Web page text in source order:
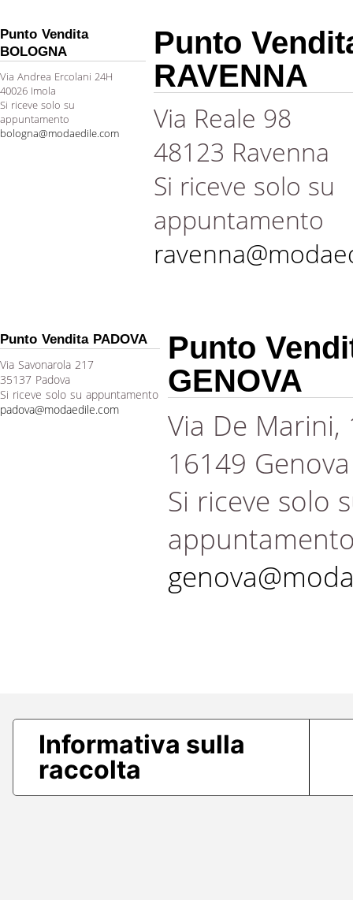
Punto Vendita
BOLOGNA
Via Andrea Ercolani 24H
40026 Imola
Si riceve solo su
appuntamento
bologna@modaedile.com
Punto
RAVENNA
Via Reale 98
48123 Ravenna
Si riceve solo su
appuntamento
Punto Vendita PADOVA
Via Savonarola 217
35137 Padova
Si riceve solo su appuntamento
padova@modaedile.com
Punto
GENOVA
Via De Marini,
16149 Genova
Si riceve solo
Informativa sulla
raccolta